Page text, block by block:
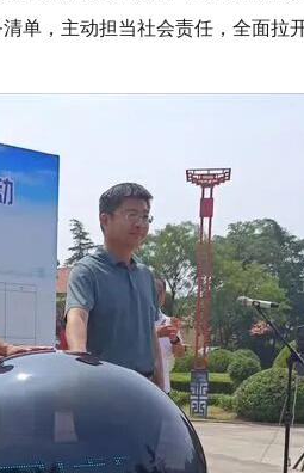
单，主动担当社会责任，全面拉